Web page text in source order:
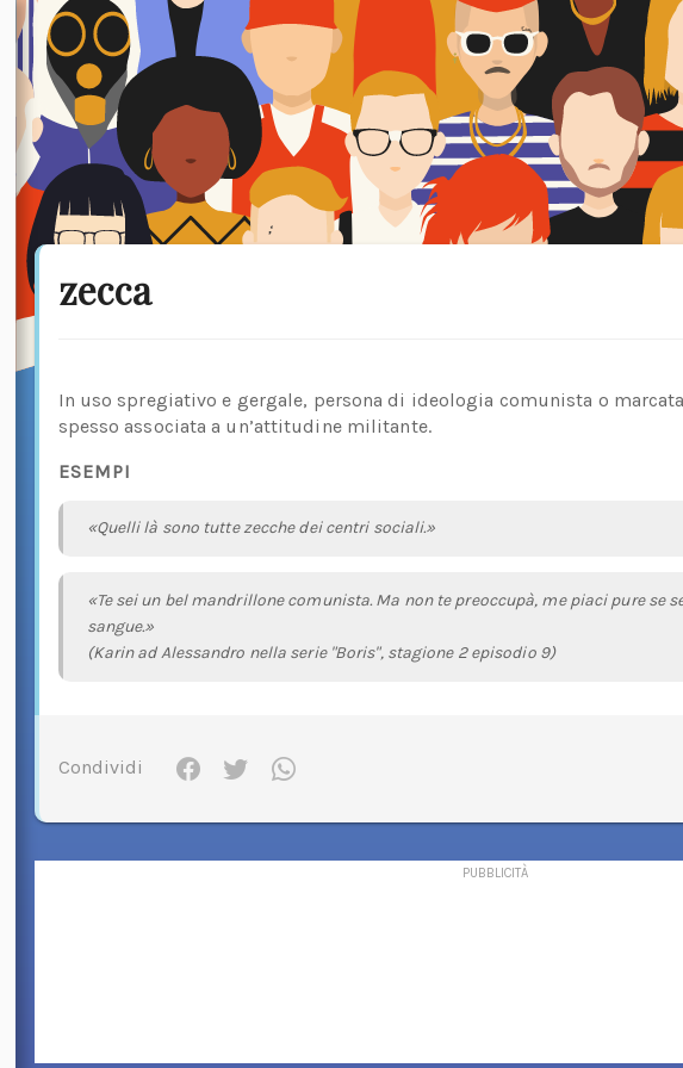
zecca
In uso spregiativo e gergale, persona di ideologia comunista o
spesso associata a un’attitudine militante.
ESEMPI
«Quelli là sono tutte zecche dei centri sociali.»
«Te sei un bel mandrillone comunista. Ma non te preoccupà, me piaci pure se
sangue.»
(Karin ad Alessandro nella serie "Boris", stagione 2 episodio 9)
Condividi